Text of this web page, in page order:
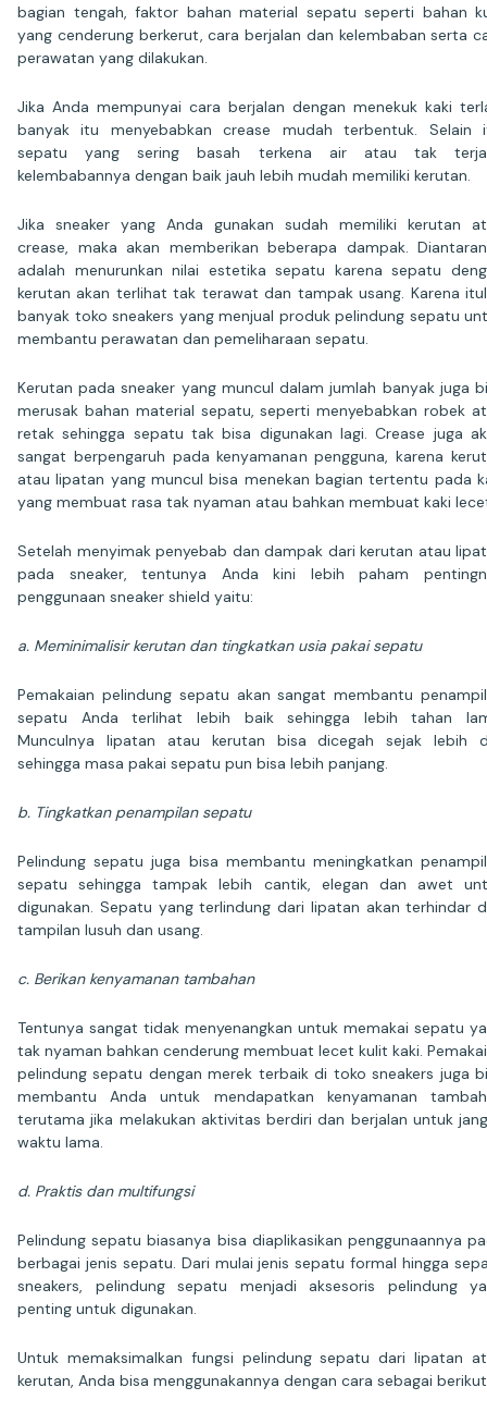
bagian tengah, faktor bahan material sepatu seperti bahan
yang cenderung berkerut, cara berjalan dan kelembaban serta
perawatan yang dilakukan.
Jika Anda mempunyai cara berjalan dengan menekuk kaki
banyak itu menyebabkan crease mudah terbentuk. Selain
sepatu yang sering basah terkena air atau tak
kelembabannya dengan baik jauh lebih mudah memiliki kerutan.
Jika sneaker yang Anda gunakan sudah memiliki kerutan
crease, maka akan memberikan beberapa dampak.
adalah menurunkan nilai estetika sepatu karena sepatu
kerutan akan terlihat tak terawat dan tampak usang. Karena
banyak toko sneakers yang menjual produk pelindung sepatu
membantu perawatan dan pemeliharaan sepatu.
Kerutan pada sneaker yang muncul dalam jumlah banyak juga
merusak bahan material sepatu, seperti menyebabkan robek
retak sehingga sepatu tak bisa digunakan lagi. Crease juga
sangat berpengaruh pada kenyamanan pengguna, karena
atau lipatan yang muncul bisa menekan bagian tertentu pada
yang membuat rasa tak nyaman atau bahkan membuat kaki
Setelah menyimak penyebab dan dampak dari kerutan atau
pada sneaker, tentunya Anda kini lebih paham
penggunaan sneaker shield yaitu:
a. Meminimalisir kerutan dan tingkatkan usia pakai sepatu
Pemakaian pelindung sepatu akan sangat membantu
sepatu Anda terlihat lebih baik sehingga lebih tahan
Munculnya lipatan atau kerutan bisa dicegah sejak lebih
sehingga masa pakai sepatu pun bisa lebih panjang.
b. Tingkatkan penampilan sepatu
Pelindung sepatu juga bisa membantu meningkatkan
sepatu sehingga tampak lebih cantik, elegan dan awet
digunakan. Sepatu yang terlindung dari lipatan akan terhindar
tampilan lusuh dan usang.
c. Berikan kenyamanan tambahan
Tentunya sangat tidak menyenangkan untuk memakai sepatu
tak nyaman bahkan cenderung membuat lecet kulit kaki.
pelindung sepatu dengan merek terbaik di toko sneakers juga
membantu Anda untuk mendapatkan kenyamanan
terutama jika melakukan aktivitas berdiri dan berjalan untuk
waktu lama.
d. Praktis dan multifungsi
Pelindung sepatu biasanya bisa diaplikasikan penggunaannya
berbagai jenis sepatu. Dari mulai jenis sepatu formal hingga
sneakers, pelindung sepatu menjadi aksesoris pelindung
penting untuk digunakan.
Untuk memaksimalkan fungsi pelindung sepatu dari lipatan
kerutan, Anda bisa menggunakannya dengan cara sebagai